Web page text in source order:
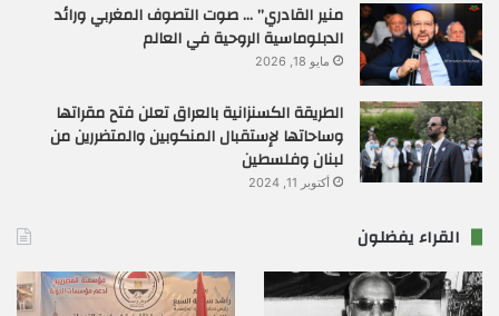
منير القادري” … صوت التصوف المغربي ورائد
الدبلوماسية الروحية في العالم
مايو 18, 2026
الطريقة الكسنزانية بالعراق تعلن فتح مقراتها
وساحاتها لإستقبال المنكوبين والمتضررين من
لبنان وفلسطين
أكتوبر 11, 2024
القراء يفضلون